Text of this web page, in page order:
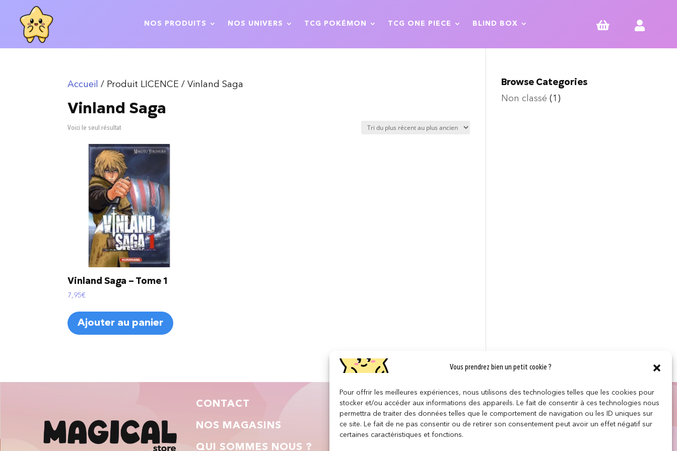
Vous prendrez bien un petit cookie ?
Pour offrir les meilleures expériences, nous utilisons des technologies telles que les cookies pour
stocker et/ou accéder aux informations des appareils. Le fait de consentir à ces technologies nous
permettra de traiter des données telles que le comportement de navigation ou les ID uniques sur
ce site. Le fait de ne pas consentir ou de retirer son consentement peut avoir un effet négatif sur
certaines caractéristiques et fonctions.
NOS PRODUITS NOS UNIVERS TCG POKÉMON TCG ONE PIECE BLIND BOX  
Accueil / Produit LICENCE / Vinland Saga
Vinland Saga
Voici le seul résultat
Vinland Saga – Tome 1
7,95€
Ajouter au panier
Browse Categories
Non classé (1)
CONTACT
NOS MAGASINS
QUI SOMMES NOUS ?
INFORMATIONS LÉGALES
Conditions générales de vente
SUIVEZ NOUS